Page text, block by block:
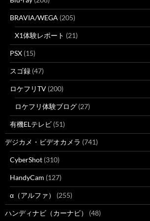
BRAVIA/WEGA (205)
X1体験レポート (21)
PSX (15)
スゴ録 (47)
ロケフリTV (200)
ロケフリ体験ブログ (27)
有機ELテレビ (51)
デジカメ・ビデオカメラ (741)
CyberShot (310)
HandyCam (127)
α（アルファ） (255)
ハンディナビ（カーナビ） (48)